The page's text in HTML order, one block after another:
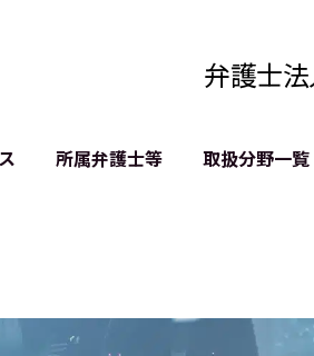
弁護士
所属弁護士等 取扱分野一覧
生成AI関連法務